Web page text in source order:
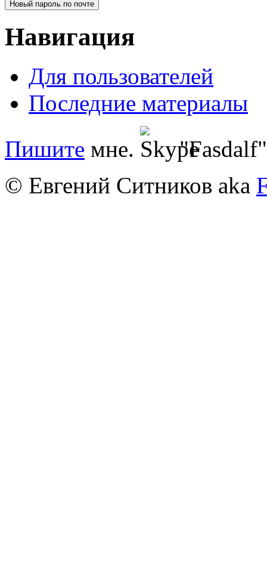
Навигация
Для пользователей
Последние материалы
Пишите мне.
"Fasdalf"
© Евгений Ситников aka